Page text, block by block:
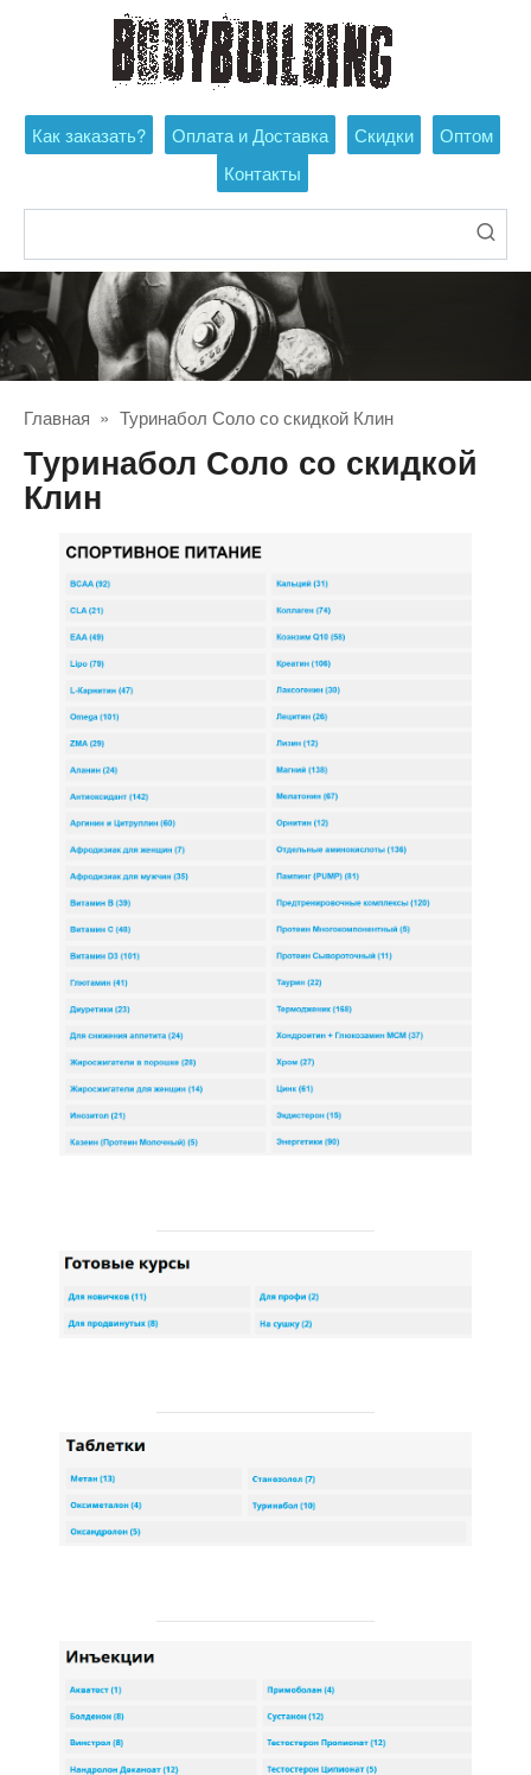
Как заказать? Оплата и Доставка Скидки
Оптом
Контакты
Главная » Туринабол Соло со скидкой Клин
Туринабол Соло со скидкой
Клин